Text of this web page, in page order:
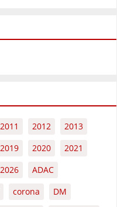
2011 2012
2013
2019 2020
2021
2026
ADAC
corona
DM